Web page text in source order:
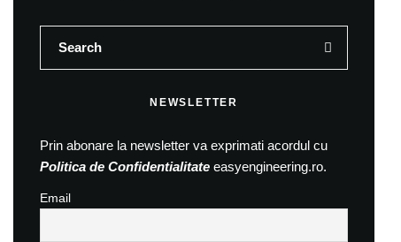
NEWSLETTER
Prin abonare la newsletter va exprimati acordul cu
Politica de Confidentialitate easyengineering.ro.
Email